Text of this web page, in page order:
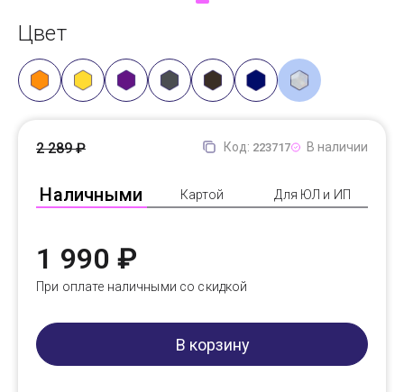
Цвет
Код: 223717 В наличии
Наличными Картой Для ЮЛ и ИП
2 289 ₽
1 990 ₽
При оплате наличными со скидкой
В корзину